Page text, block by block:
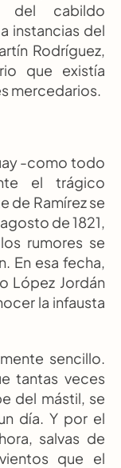
del cabildo
instancias del
Rodríguez,
que existía
mercedarios.
-como todo
el trágico
de Ramírez se
de 1821,
rumores se
En esa fecha,
López Jordán
la infausta
sencillo.
tantas veces
del mástil, se
día. Y por el
salvas de
que el